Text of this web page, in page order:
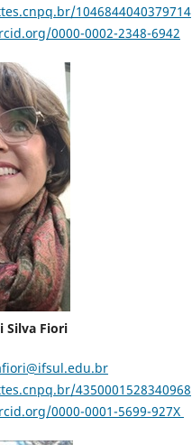
1046844040379714
0000-0002-2348-6942
Silva Fiori
4350001528340968
0000-0001-5699-927X